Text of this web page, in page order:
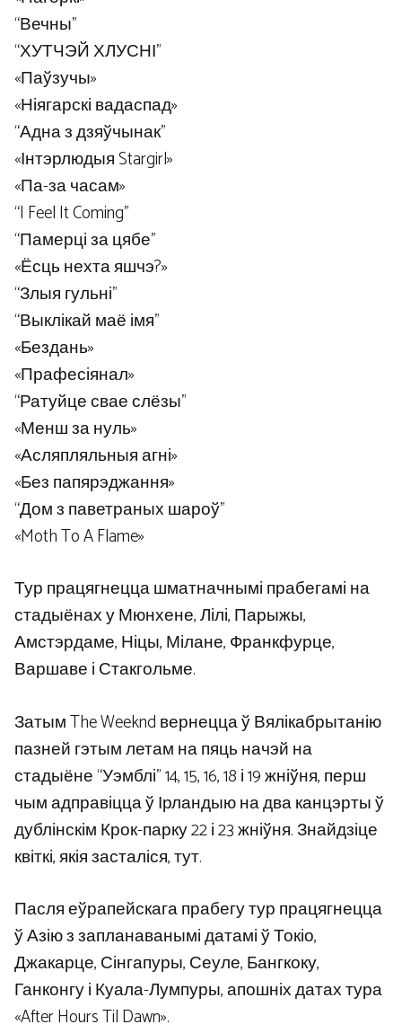
“Вечны”
“ХУТЧЭЙ ХЛУСНІ”
«Паўзучы»
«Ніягарскі вадаспад»
“Адна з дзяўчынак”
«Інтэрлюдыя Stargirl»
«Па-за часам»
“I Feel It Coming”
“Памерці за цябе”
«Ёсць нехта яшчэ?»
“Злыя гульні”
“Выклікай маё імя”
«Бездань»
«Прафесіянал»
“Ратуйце свае слёзы”
«Менш за нуль»
«Асляпляльныя агні»
«Без папярэджання»
“Дом з паветраных шароў”
«Moth To A Flame»
Тур працягнецца шматначнымі прабегамі на
стадыёнах у Мюнхене, Лілі, Парыжы,
Амстэрдаме, Ніцы, Мілане, Франкфурце,
Варшаве і Стакгольме.
Затым The Weeknd вернецца ў Вялікабрытанію
пазней гэтым летам на пяць начэй на
стадыёне “Уэмблі” 14, 15, 16, 18 і 19 жніўня, перш
чым адправіцца ў Ірландыю на два канцэрты ў
дублінскім Крок-парку 22 і 23 жніўня. Знайдзіце
квіткі, якія засталіся, тут.
Пасля еўрапейскага прабегу тур працягнецца
ў Азію з запланаванымі датамі ў Токіо,
Джакарце, Сінгапуры, Сеуле, Бангкоку,
Ганконгу і Куала-Лумпуры, апошніх датах тура
«After Hours Til Dawn».